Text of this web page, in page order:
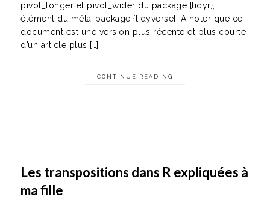
pivot_longer et pivot_wider du package {tidyr},
élément du méta-package {tidyverse}. A noter que ce
document est une version plus récente et plus courte
d’un article plus […]
CONTINUE READING
Les transpositions dans R expliquées à
ma fille